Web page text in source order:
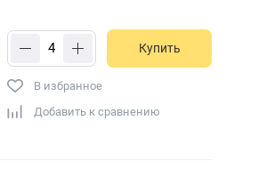
Купить
В избранное
Добавить к сравнению